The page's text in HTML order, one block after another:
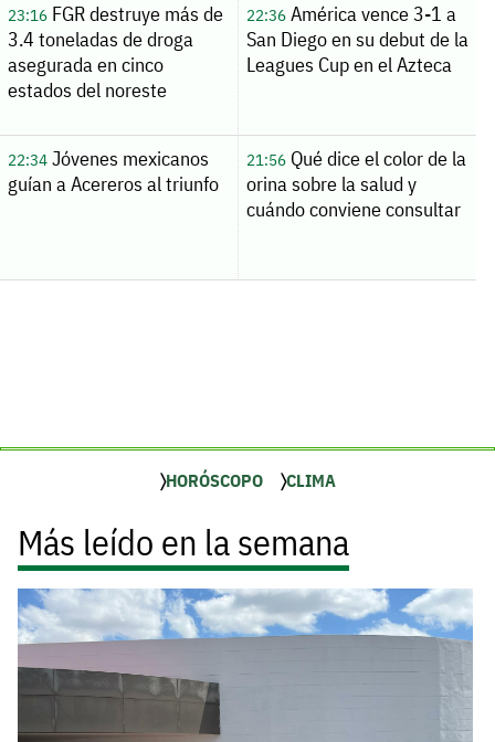
23:16FGR destruye más de
3.4 toneladas de droga
asegurada en cinco
estados del noreste
22:36América vence 3-1 a
San Diego en su debut de la
Leagues Cup en el Azteca
22:34Jóvenes mexicanos
guían a Acereros al triunfo
21:56Qué dice el color de la
orina sobre la salud y
cuándo conviene consultar
HORÓSCOPO CLIMA
Más leído en la semana